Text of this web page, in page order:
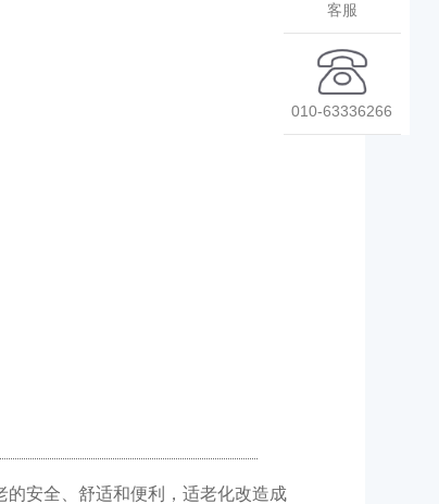
安全、舒适和便利，适老化改造成
客服
010-63336266